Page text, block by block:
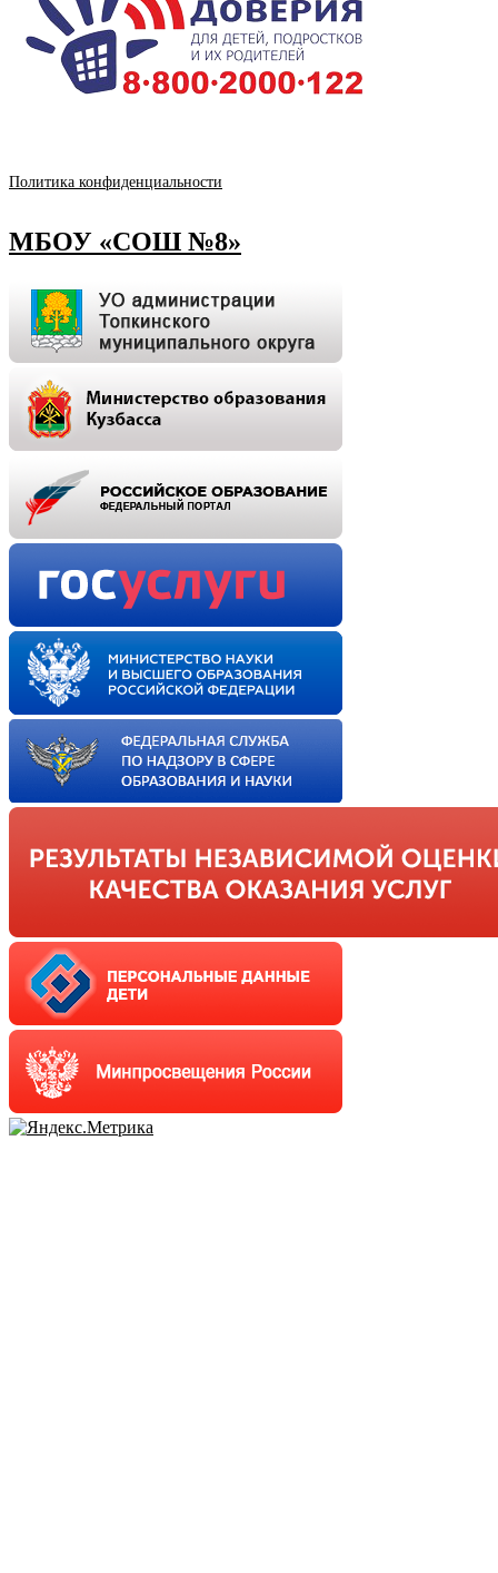
Политика конфиденциальности
МБОУ «СОШ №8»